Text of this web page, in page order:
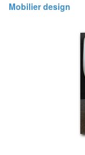
Mobilier design